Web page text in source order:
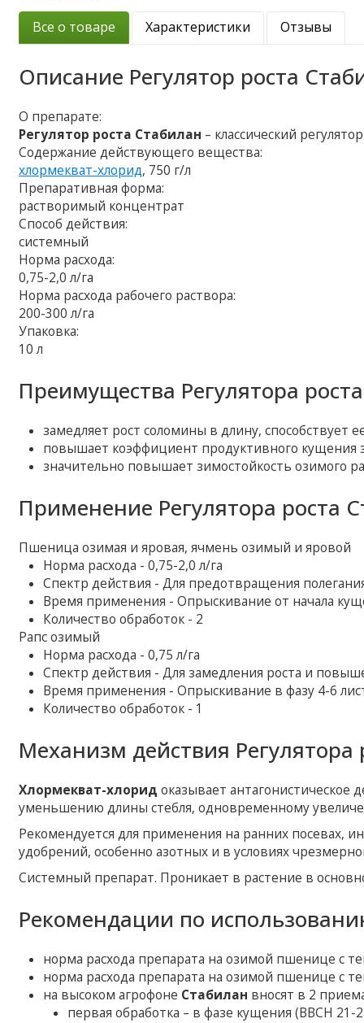
Все о товаре Характеристики Отзывы
Описание Регулятор роста
О препарате:
Регулятор роста Стабилан – классический
Содержание действующего вещества:
хлормекват-хлорид, 750 г/л
Препаративная форма:
растворимый концентрат
Способ действия:
системный
Норма расхода:
0,75-2,0 л/га
Норма расхода рабочего раствора:
200-300 л/га
Упаковка:
10 л
Преимущества Регулятора
замедляет рост соломины в длину, способствует
повышает коэффициент продуктивного
значительно повышает зимостойкость озимого
Применение Регулятора роста
Пшеница озимая и яровая, ячмень озимый и яровой
Норма расхода - 0,75-2,0 л/га
Спектр действия - Для предотвращения
Время применения - Опрыскивание от начала
Количество обработок - 2
Рапс озимый
Норма расхода - 0,75 л/га
Спектр действия - Для замедления роста и
Время применения - Опрыскивание в фазу 4-6
Количество обработок - 1
Механизм действия Регулятора
Хлормекват-хлорид оказывает антагонистическое
уменьшению длины стебля, одновременному
Рекомендуется для применения на ранних посевах,
удобрений, особенно азотных и в условиях
Системный препарат. Проникает в растение в
Рекомендации по
норма расхода препарата на озимой пшенице с
норма расхода препарата на озимой пшенице с
на высоком агрофоне Стабилан вносят в 2
первая обработка – в фазе кущения (ВВСН 21-